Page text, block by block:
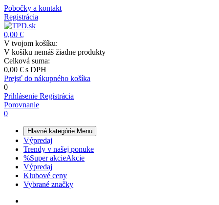
Pobočky a kontakt
Registrácia
0,00 €
V tvojom košíku:
V košíku nemáš žiadne produkty
Celková suma:
0,00 € s DPH
Prejsť do nákupného košíka
0
Prihlásenie Registrácia
Porovnanie
0
Hlavné kategórie Menu
Výpredaj
Trendy v našej ponuke
%Super akcieAkcie
Výpredaj
Klubové ceny
Vybrané značky